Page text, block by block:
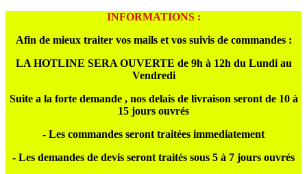
INFORMATIONS :
Afin de mieux traiter vos mails et vos suivis de commandes :
LA HOTLINE SERA OUVERTE de 9h à 12h du Lundi au
Vendredi
Suite a la forte demande , nos delais de livraison seront de 10 à
15 jours ouvrés
- Les commandes seront traitées immediatement
- Les demandes de devis seront traités sous 5 à 7 jours ouvrés